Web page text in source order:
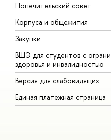
Попечительский совет
Корпуса и общежития
Закупки
ВШЭ для студентов с
здоровья и инвалидностью
Версия для слабовидящих
Единая платежная страница